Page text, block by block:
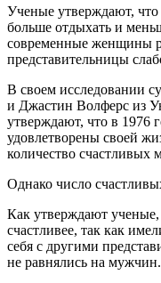
Ученые утверждают,
больше отдыхать и
современные женщины
представительницы
В своем исследовании
и Джастин Волферс из
утверждают, что в 1976
удовлетворены своей
количество счастливых
Однако число
Как утверждают
счастливее, так как
себя с другими
не равнялись на мужчин.